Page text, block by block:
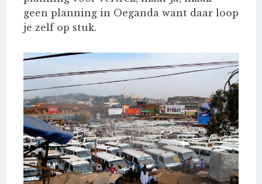
geen planning in Oeganda want daar loop
je zelf op stuk.